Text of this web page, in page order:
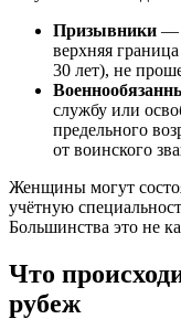
Призывники —
верхняя
30 лет), не
службу или
предельного
от воинского
Женщины могут
учётную
Большинства это не
Что
рубеж